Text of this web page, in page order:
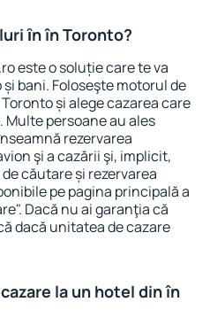
ȋn în Toronto?
este o soluție care te va
bani. Foloseşte motorul de
și alege cazarea care
persoane au ales
rezervarea
şi a cazării şi, implicit,
căutare și rezervarea
pe pagina principală a
Dacă nu ai garanţia că
dacă unitatea de cazare
la un hotel din în